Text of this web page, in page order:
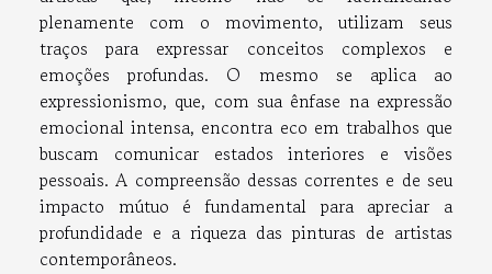
plenamente com o movimento, utilizam seus
traços para expressar conceitos complexos e
emoções profundas. O mesmo se aplica ao
expressionismo, que, com sua ênfase na expressão
emocional intensa, encontra eco em trabalhos que
buscam comunicar estados interiores e visões
pessoais. A compreensão dessas correntes e de seu
impacto mútuo é fundamental para apreciar a
profundidade e a riqueza das pinturas de artistas
contemporâneos.